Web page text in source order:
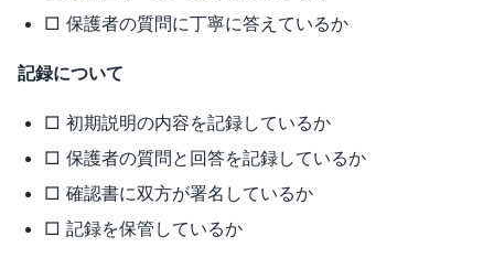
□ 保護者の質問に丁寧に答えているか
記録について
□ 初期説明の内容を記録しているか
□ 保護者の質問と回答を記録しているか
□ 確認書に双方が署名しているか
□ 記録を保管しているか